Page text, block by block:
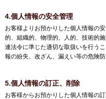
4.個人情報の安全管理
お客様よりお預かりした個人情報の
的、組織的、物理的、人的、技術的
連法令に準じた適切な取扱いを行う
報の紛失、改ざん、漏えい等の危険防
5.個人情報の訂正、削除
お客様からお預かりした個人情報の